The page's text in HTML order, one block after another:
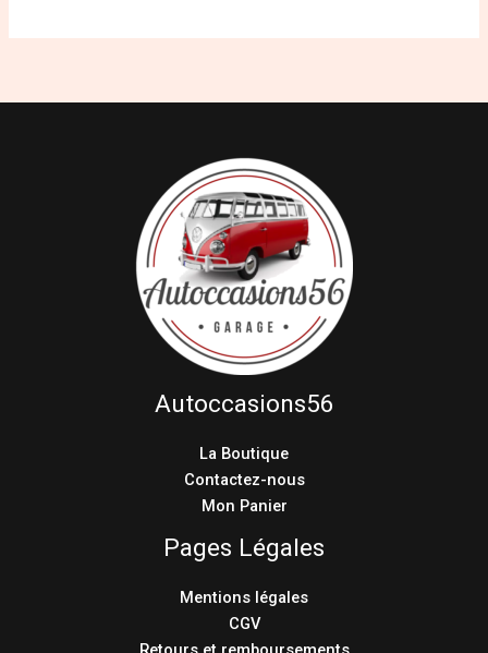
Autoccasions56
La Boutique
Contactez-nous
Mon Panier
Pages Légales
Mentions légales
CGV